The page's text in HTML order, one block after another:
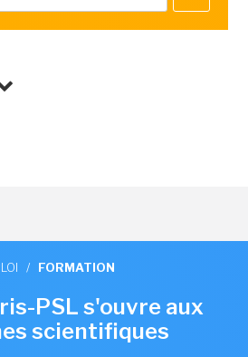
/ FORMATION
PSL s'ouvre aux
scientifiques